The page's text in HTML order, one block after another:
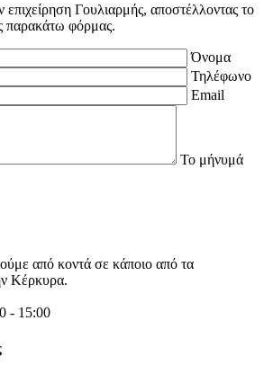
επιχείρηση Γουλιαρμής, αποστέλλοντας το
παρακάτω φόρμας.
Όνομα
Τηλέφωνο
Email
Το μήνυμά
από κοντά σε κάποιο από τα
Κέρκυρα.
- 15:00